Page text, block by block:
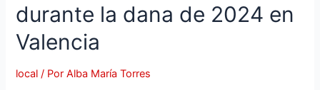
durante la dana de 2024 en
Valencia
local / PorAlba María Torres